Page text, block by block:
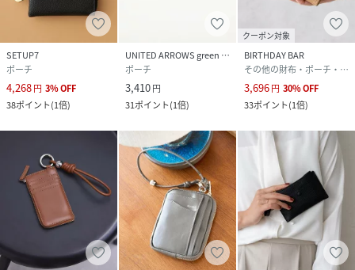
SETUP7
ポーチ
4,268円 3%OFF
38ポイント(1倍)
UNITED ARROWS green label relaxing
ポーチ
3,410円
31ポイント(1倍)
クーポン対象
BIRTHDAY BAR
その他の財布・ポーチ・ケース
3,696円 30%OFF
33ポイント(1倍)